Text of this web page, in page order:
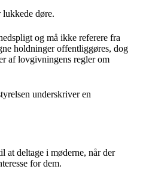
lukkede døre.
og må ikke referere fra
holdninger offentliggøres, dog
af lovgivningens regler om
underskriver en
at deltage i møderne, når der
for dem.